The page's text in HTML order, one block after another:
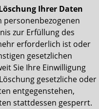
Ihrer Daten
personenbezogenen
zur Erfüllung des
erforderlich ist oder
gesetzlichen
Sie Ihre Einwilligung
gesetzliche oder
entgegenstehen,
stattdessen gesperrt.